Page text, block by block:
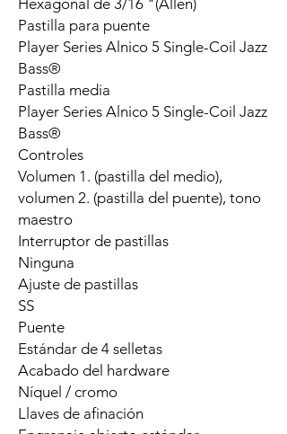
Hexagonal de 3/16 "(Allen)
Pastilla para puente
Player Series Alnico 5 Single-Coil Jazz
Bass®
Pastilla media
Player Series Alnico 5 Single-Coil Jazz
Bass®
Controles
Volumen 1. (pastilla del medio),
volumen 2. (pastilla del puente), tono
maestro
Interruptor de pastillas
Ninguna
Ajuste de pastillas
SS
Puente
Estándar de 4 selletas
Acabado del hardware
Níquel / cromo
Llaves de afinación